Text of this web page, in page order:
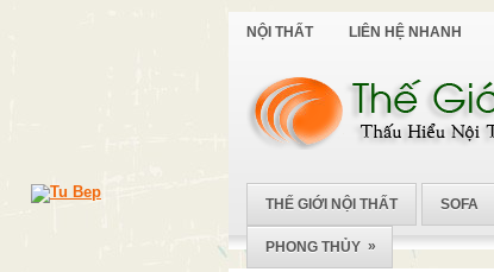
NỘI THẤT LIÊN HỆ NHANH
THẾ GIỚI NỘI THẤT SOFA
PHONG THỦY »